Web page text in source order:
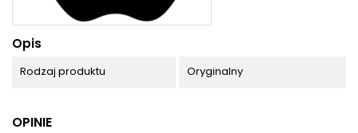
Opis
Rodzaj produktu Oryginalny
OPINIE